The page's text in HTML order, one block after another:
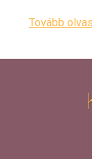
Tovább